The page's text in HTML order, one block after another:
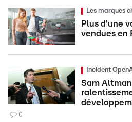
Les marques
Plus d'une
vendues en
Incident
Sam
0